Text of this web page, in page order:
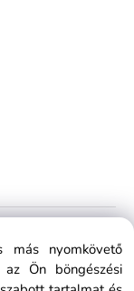
nyomkövető
az Ön böngészési